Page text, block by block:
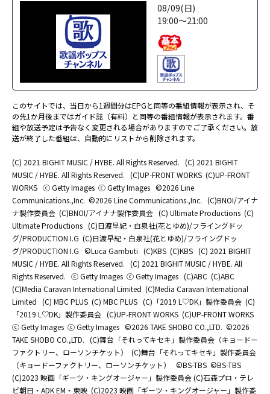
08/09(日)
19:00～21:00
このサイトでは、当日から1週間分はEPGと同等の番組情報が表示され、そ
の先1か月後まではガイド誌（有料）と同等の番組情報が表示されます。番
組や放送予定は予告なく変更される場合がありますのでご了承ください。放
送が終了した番組は、自動的にリストから削除されます。
(C) 2021 BIGHIT MUSIC / HYBE. All Rights Reserved. (C) 2021 BIGHIT
MUSIC / HYBE. All Rights Reserved. (C)UP-FRONT WORKS (C)UP-FRONT
WORKS ⓒ Getty Images ⓒ Getty Images ©2026 Line
Communications.,Inc. ©2026 Line Communications.,Inc. (C)BNOI/アイナ
ナ製作委員会 (C)BNOI/アイナナ製作委員会 (C) Ultimate Productions (C)
Ultimate Productions (C)日渡早紀・白泉社(花とゆめ)/フライングドッ
グ/PRODUCTION I.G (C)日渡早紀・白泉社(花とゆめ)/フライングドッ
グ/PRODUCTION I.G ©Luca Gambuti (C)KBS (C)KBS (C) 2021 BIGHIT
MUSIC / HYBE. All Rights Reserved. (C) 2021 BIGHIT MUSIC / HYBE. All
Rights Reserved. ⓒ Getty Images ⓒ Getty Images (C)ABC (C)ABC
(C)Media Caravan International Limited (C)Media Caravan International
Limited (C) MBC PLUS (C) MBC PLUS (C)「2019 L♡DK」製作委員会 (C)
「2019 L♡DK」製作委員会 (C)UP-FRONT WORKS (C)UP-FRONT WORKS
ⓒ Getty Images ⓒ Getty Images ©2026 TAKE SHOBO CO.,LTD. ©2026
TAKE SHOBO CO.,LTD. (C)舞台「それってキセキ」製作委員会（キョードー
ファクトリー、ローソンチケット）
(C)舞台「それってキセキ」製作委員会
（キョードーファクトリー、ローソンチケット）
©BS-TBS ©BS-TBS
(C)2023 映画「ギーツ・キングオージャー」製作委員会 (C)石森プロ・テレ
ビ朝日・ADK EM・東映 (C)2023 映画「ギーツ・キングオージャー」製作委